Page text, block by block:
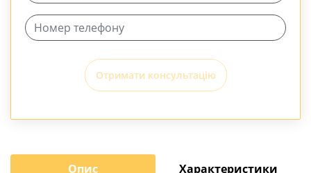
Отримати консультацію
Опис Характеристики